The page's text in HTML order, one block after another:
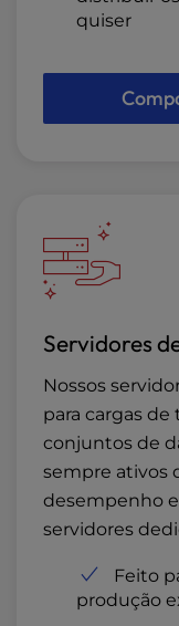
quiser
Servidores
Nossos
para cargas de
conjuntos de
sempre ativos
desempenho
servidores
Feito
produção